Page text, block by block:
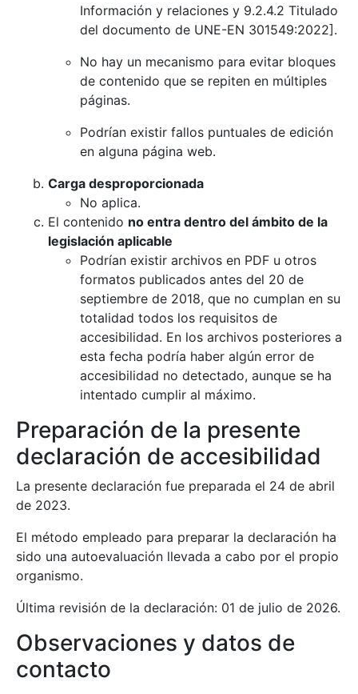
Información y relaciones y 9.2.4.2 Titulado
del documento de UNE-EN 301549:2022].
No hay un mecanismo para evitar bloques
de contenido que se repiten en múltiples
páginas.
Podrían existir fallos puntuales de edición
en alguna página web.
Carga desproporcionada
No aplica.
El contenido no entra dentro del ámbito de la
legislación aplicable
Podrían existir archivos en PDF u otros
formatos publicados antes del 20 de
septiembre de 2018, que no cumplan en su
totalidad todos los requisitos de
accesibilidad. En los archivos posteriores a
esta fecha podría haber algún error de
accesibilidad no detectado, aunque se ha
intentado cumplir al máximo.
Preparación de la presente
declaración de accesibilidad
La presente declaración fue preparada el 24 de abril
de 2023.
El método empleado para preparar la declaración ha
sido una autoevaluación llevada a cabo por el propio
organismo.
Última revisión de la declaración: 01 de julio de 2026.
Observaciones y datos de
contacto